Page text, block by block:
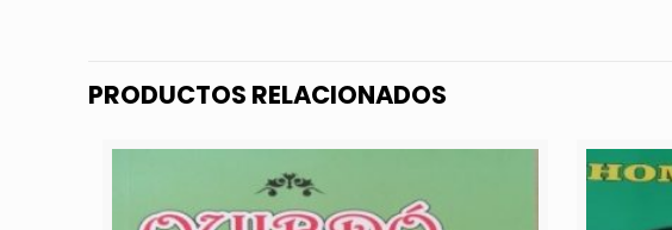
PRODUCTOS RELACIONADOS